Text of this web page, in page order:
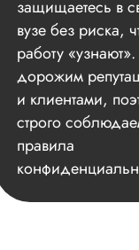
защищаетесь в
вузе без риска,
работу
дорожим
и клиентами,
строго
правила